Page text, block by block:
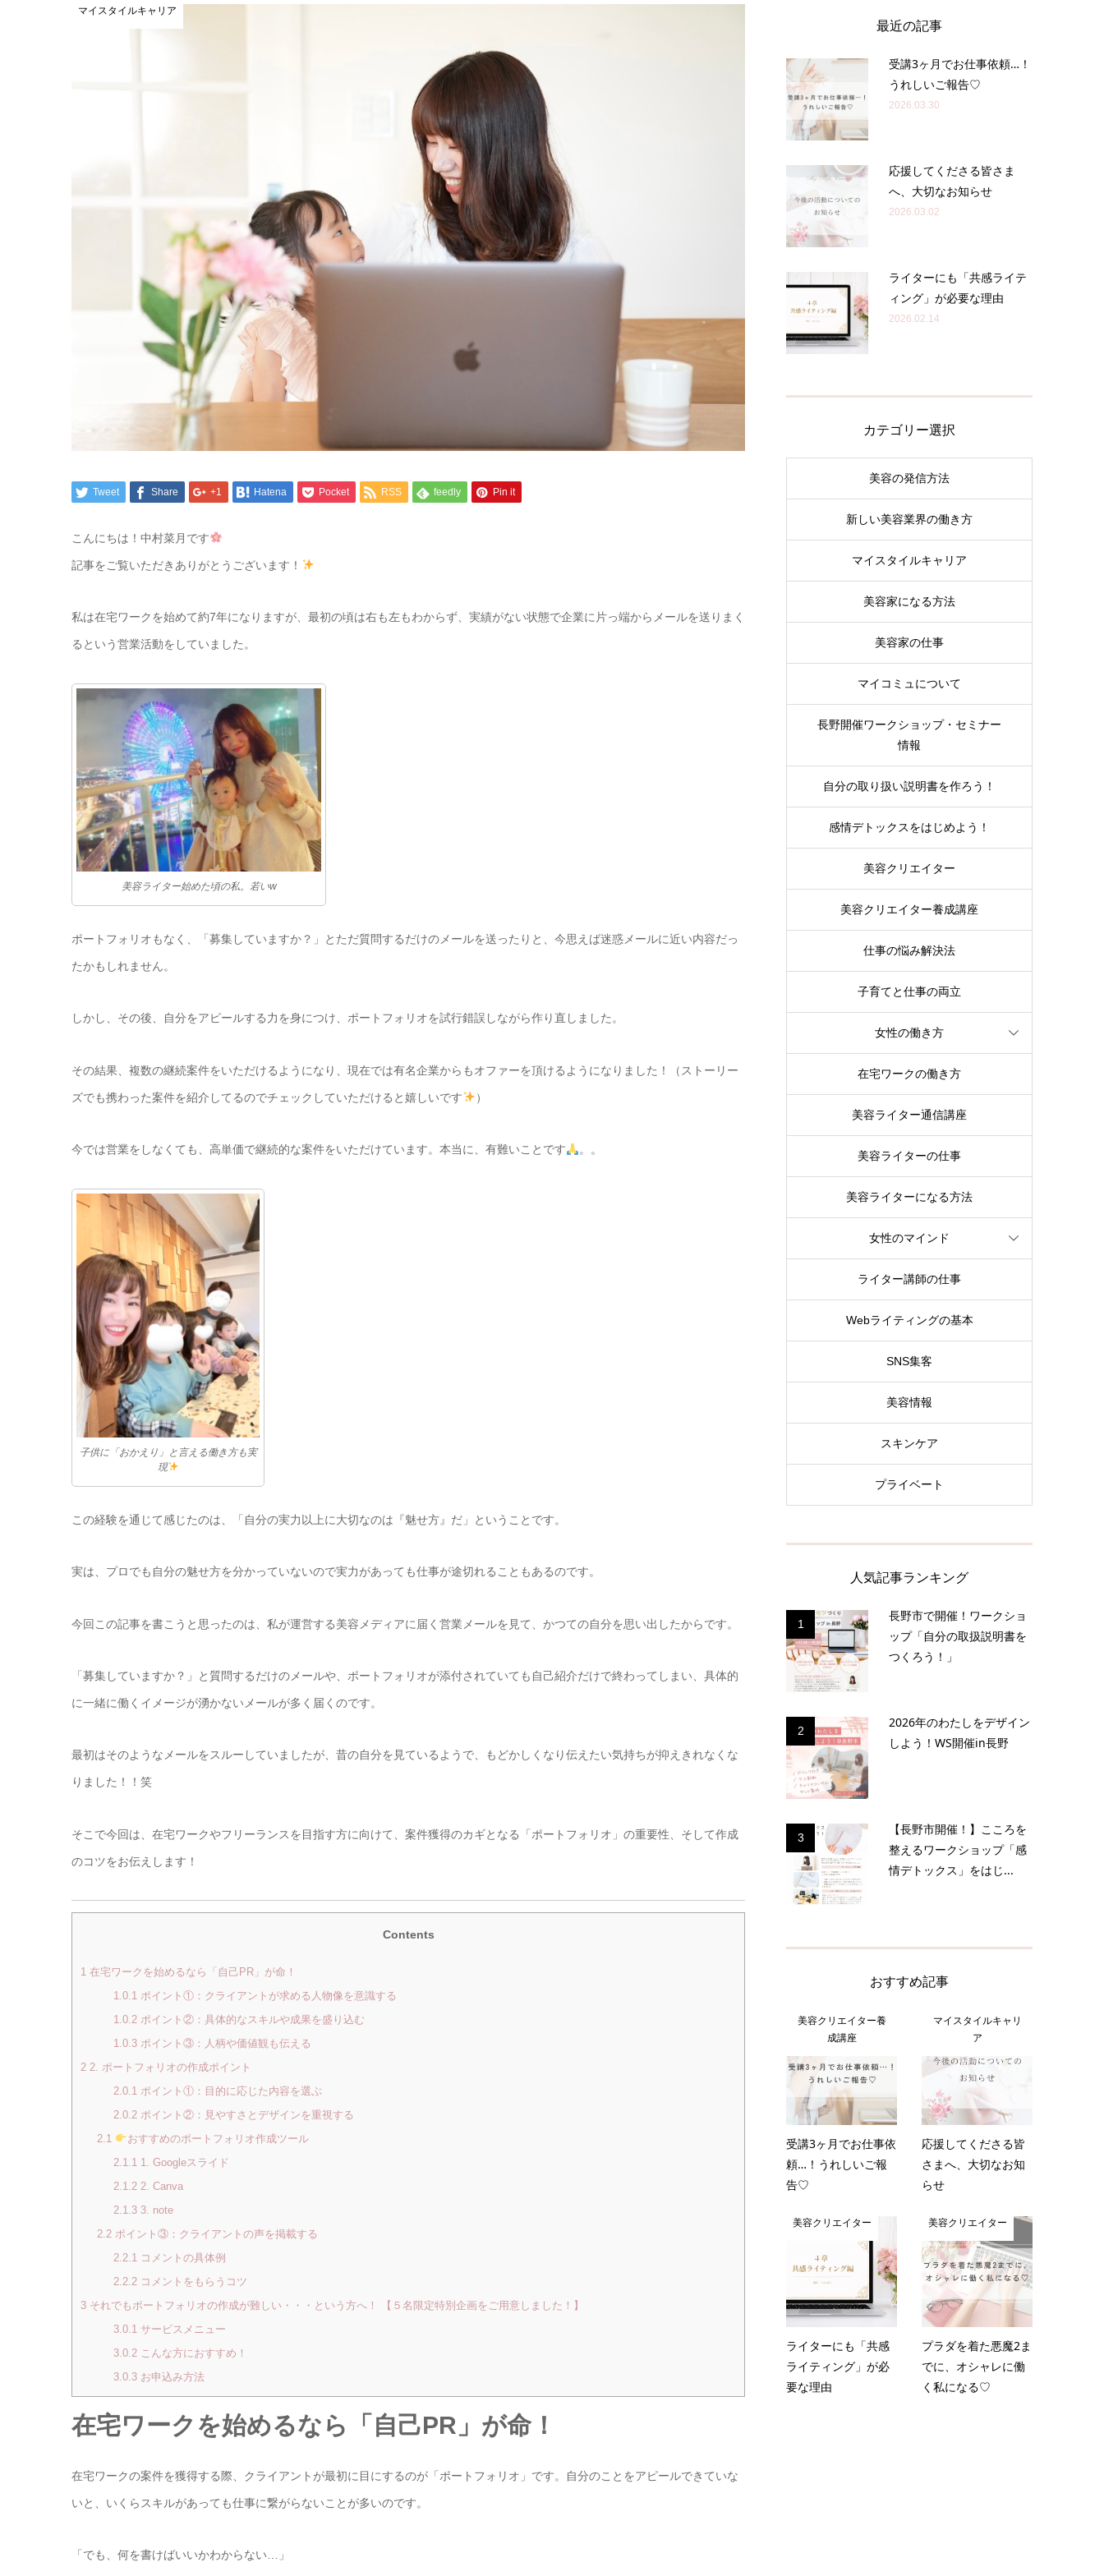
マイスタイルキャリア
Tweet Share +1 Hatena Pocket RSS feedly Pin it
こんにちは！中村菜月です
記事をご覧いただきありがとうございます！
私は在宅ワークを始めて約7年になりますが、最初の頃は右も左もわからず、実績がない状態で企業に片っ端からメールを送りまく
るという営業活動をしていました。
美容ライター始めた頃の私。若いw
ポートフォリオもなく、「募集していますか？」とただ質問するだけのメールを送ったりと、今思えば迷惑メールに近い内容だっ
たかもしれません。
しかし、その後、自分をアピールする力を身につけ、ポートフォリオを試行錯誤しながら作り直しました。
その結果、複数の継続案件をいただけるようになり、現在では有名企業からもオファーを頂けるようになりました！（ストーリー
ズでも携わった案件を紹介してるのでチェックしていただけると嬉しいです ）
今では営業をしなくても、高単価で継続的な案件をいただけています。本当に、有難いことです 。。
子供に「おかえり」と言える働き方も実
現
この経験を通じて感じたのは、「自分の実力以上に大切なのは『魅せ方』だ」ということです。
実は、プロでも自分の魅せ方を分かっていないので実力があっても仕事が途切れることもあるのです。
今回この記事を書こうと思ったのは、私が運営する美容メディアに届く営業メールを見て、かつての自分を思い出したからです。
「募集していますか？」と質問するだけのメールや、ポートフォリオが添付されていても自己紹介だけで終わってしまい、具体的
に一緒に働くイメージが湧かないメールが多く届くのです。
最初はそのようなメールをスルーしていましたが、昔の自分を見ているようで、もどかしくなり伝えたい気持ちが抑えきれなくな
りました！！笑
そこで今回は、在宅ワークやフリーランスを目指す方に向けて、案件獲得のカギとなる「ポートフォリオ」の重要性、そして作成
のコツをお伝えします！
Contents
1 在宅ワークを始めるなら「自己PR」が命！
1.0.1 ポイント①：クライアントが求める人物像を意識する
1.0.2ポイント②：具体的なスキルや成果を盛り込む
1.0.3ポイント③：人柄や価値観も伝える
2 2. ポートフォリオの作成ポイント
2.0.1 ポイント①：目的に応じた内容を選ぶ
2.0.2ポイント②：見やすさとデザインを重視する
2.1
おすすめのポートフォリオ作成ツール
2.1.1 1. Googleスライド
2.1.22. Canva
2.1.33. note
2.2ポイント③：クライアントの声を掲載する
2.2.1 コメントの具体例
2.2.2コメントをもらうコツ
3 それでもポートフォリオの作成が難しい・・・という方へ！ 【５名限定特別企画をご用意しました！】
3.0.1 サービスメニュー
3.0.2こんな方におすすめ！
3.0.3お申込み方法
在宅ワークを始めるなら「自己PR」が命！
在宅ワークの案件を獲得する際、クライアントが最初に目にするのが「ポートフォリオ」です。自分のことをアピールできていな
いと、いくらスキルがあっても仕事に繋がらないことが多いのです。
「でも、何を書けばいいかわからない…」
最近の記事
受講3ヶ月でお仕事依頼…！
うれしいご報告♡
2026.03.30
応援してくださる皆さま
へ、大切なお知らせ
2026.03.02
ライターにも「共感ライテ
ィング」が必要な理由
2026.02.14
カテゴリー選択
美容の発信方法
新しい美容業界の働き方
マイスタイルキャリア
美容家になる方法
美容家の仕事
マイコミュについて
長野開催ワークショップ・セミナー
情報
自分の取り扱い説明書を作ろう！
感情デトックスをはじめよう！
美容クリエイター
美容クリエイター養成講座
仕事の悩み解決法
子育てと仕事の両立
女性の働き方
在宅ワークの働き方
美容ライター通信講座
美容ライターの仕事
美容ライターになる方法
女性のマインド
ライター講師の仕事
Webライティングの基本
SNS集客
美容情報
スキンケア
プライベート
人気記事ランキング
1
長野市で開催！ワークショ
ップ「自分の取扱説明書を
つくろう！」
2
2026年のわたしをデザイン
しよう！WS開催in長野
3
【長野市開催！】こころを
整えるワークショップ「感
情デトックス」をはじ...
おすすめ記事
美容クリエイター養
成講座
受講3ヶ月でお仕事依
頼…！うれしいご報
告♡
マイスタイルキャリ
ア
応援してくださる皆
さまへ、大切なお知
らせ
美容クリエイター
ライターにも「共感
ライティング」が必
要な理由
美容クリエイター
プラダを着た悪魔2ま
でに、オシャレに働
く私になる♡